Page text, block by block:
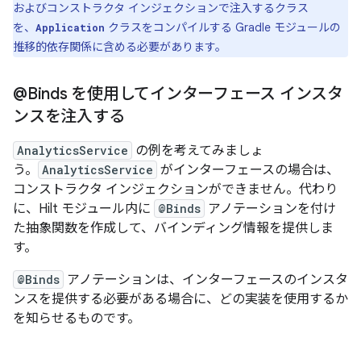
およびコンストラクタ インジェクションで注入するクラス
を、 Application クラスをコンパイルする Gradle モジュールの
推移的依存関係に含める必要があります。
@Binds を使用してインターフェース インスタ
ンスを注入する
AnalyticsService の例を考えてみましょ
う。
AnalyticsService がインターフェースの場合は、
コンストラクタ インジェクションができません。代わり
に、Hilt モジュール内に @Binds アノテーションを付け
た抽象関数を作成して、バインディング情報を提供しま
す。
@Binds アノテーションは、インターフェースのインスタ
ンスを提供する必要がある場合に、どの実装を使用するか
を知らせるものです。